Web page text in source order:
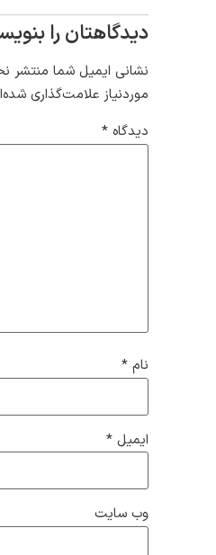
دیدگاهتان را بنویسید
نشانی ایمیل شما منتشر نخواهد شد.
موردنیاز علامت‌گذاری شده‌اند*